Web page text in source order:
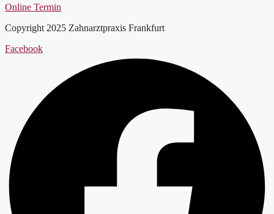
Online Termin
Copyright 2025 Zahnarztpraxis Frankfurt
Facebook